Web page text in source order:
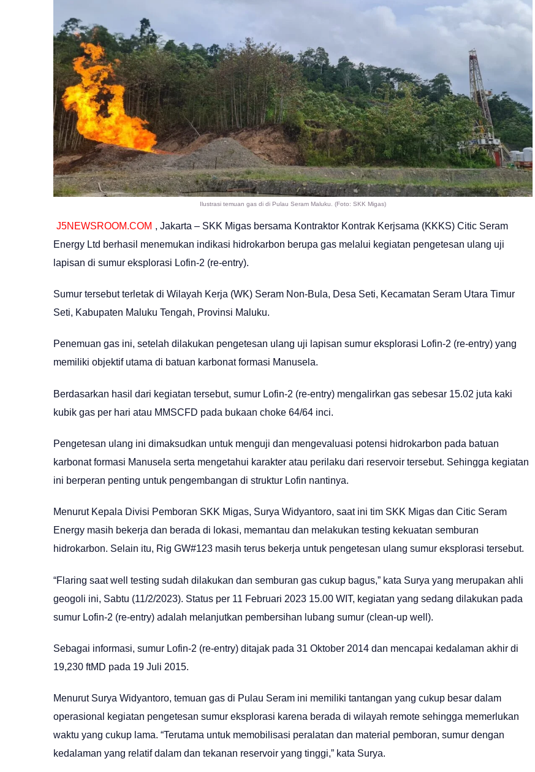
Ilustrasi temuan gas di di Pulau Seram Maluku. (Foto: SKK Migas)
J5NEWSROOM.COM , Jakarta – SKK Migas bersama Kontraktor Kontrak Kerjsama (KKKS) Citic Seram
Energy Ltd berhasil menemukan indikasi hidrokarbon berupa gas melalui kegiatan pengetesan ulang uji
lapisan di sumur eksplorasi Lofin-2 (re-entry).
Sumur tersebut terletak di Wilayah Kerja (WK) Seram Non-Bula, Desa Seti, Kecamatan Seram Utara Timur
Seti, Kabupaten Maluku Tengah, Provinsi Maluku.
Penemuan gas ini, setelah dilakukan pengetesan ulang uji lapisan sumur eksplorasi Lofin-2 (re-entry) yang
memiliki objektif utama di batuan karbonat formasi Manusela.
Berdasarkan hasil dari kegiatan tersebut, sumur Lofin-2 (re-entry) mengalirkan gas sebesar 15.02 juta kaki
kubik gas per hari atau MMSCFD pada bukaan choke 64/64 inci.
Pengetesan ulang ini dimaksudkan untuk menguji dan mengevaluasi potensi hidrokarbon pada batuan
karbonat formasi Manusela serta mengetahui karakter atau perilaku dari reservoir tersebut. Sehingga kegiatan
ini berperan penting untuk pengembangan di struktur Lofin nantinya.
Menurut Kepala Divisi Pemboran SKK Migas, Surya Widyantoro, saat ini tim SKK Migas dan Citic Seram
Energy masih bekerja dan berada di lokasi, memantau dan melakukan testing kekuatan semburan
hidrokarbon. Selain itu, Rig GW#123 masih terus bekerja untuk pengetesan ulang sumur eksplorasi tersebut.
“Flaring saat well testing sudah dilakukan dan semburan gas cukup bagus,” kata Surya yang merupakan ahli
geogoli ini, Sabtu (11/2/2023). Status per 11 Februari 2023 15.00 WIT, kegiatan yang sedang dilakukan pada
sumur Lofin-2 (re-entry) adalah melanjutkan pembersihan lubang sumur (clean-up well).
Sebagai informasi, sumur Lofin-2 (re-entry) ditajak pada 31 Oktober 2014 dan mencapai kedalaman akhir di
19,230 ftMD pada 19 Juli 2015.
Menurut Surya Widyantoro, temuan gas di Pulau Seram ini memiliki tantangan yang cukup besar dalam
operasional kegiatan pengetesan sumur eksplorasi karena berada di wilayah remote sehingga memerlukan
waktu yang cukup lama. “Terutama untuk memobilisasi peralatan dan material pemboran, sumur dengan
kedalaman yang relatif dalam dan tekanan reservoir yang tinggi,” kata Surya.